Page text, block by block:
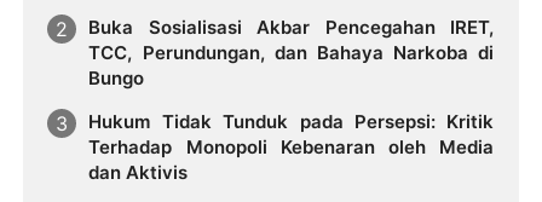
Buka Sosialisasi Akbar Pencegahan IRET,
TCC, Perundungan, dan Bahaya Narkoba di
Bungo
Hukum Tidak Tunduk pada Persepsi: Kritik
Terhadap Monopoli Kebenaran oleh Media
dan Aktivis